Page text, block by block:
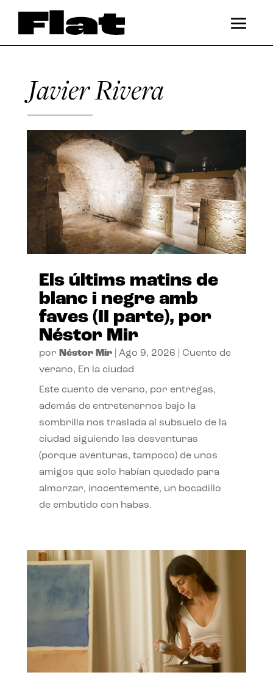
Javier Rivera
Els últims matins de
blanc i negre amb
faves (II parte), por
Néstor Mir
por Néstor Mir| Ago 9, 2026
Cuento de
verano, En la ciudad
Este cuento de verano, por entregas,
además de entretenernos bajo la
sombrilla nos traslada al subsuelo de la
ciudad siguiendo las desventuras
(porque aventuras, tampoco) de unos
amigos que solo habían quedado para
almorzar, inocentemente, un bocadillo
de embutido con habas.